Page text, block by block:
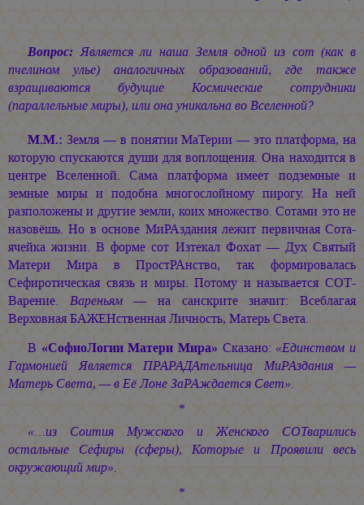
Вопрос: Является ли наша Земля одной из сот (как в
пчелином улье) аналогичных образований, где также
взращиваются будущие Космические сотрудники
(параллельные миры), или она уникальна во Вселенной?
М.М.: Земля — в понятии МаТерии — это платформа, на
которую спускаются души для воплощения. Она находится в
центре Вселенной. Сама платформа имеет подземные и
земные миры и подобна многослойному пирогу. На ней
разположены и другие земли, коих множество. Сотами это не
назовёшь. Но в основе МиРАздания лежит первичная Сота-
ячейка жизни. В форме сот Изтекал Фохат — Дух Святый
Матери Мира в ПростРАнство, так формировалась
Сефиротическая связь и миры. Потому и называется СОТ-
Варение. Вареньям— на санскрите значит: Всеблагая
Верховная БАЖЕНственная Личность, Матерь Света.
В «СофиоЛогии Матери Мира» Сказано: «Единством и
Гармонией Является ПРАРАДАтельница МиРАздания —
Матерь Света, — в Её Лоне ЗаРАждается Свет».
*
«…из Соития Мужского и Женского СОТварились
остальные Сефиры (сферы), Которые и Проявили весь
окружающий мир».
*